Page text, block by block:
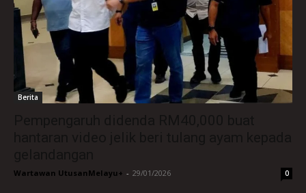
Berita
Wartawan UtusanMelayu+ - 29/01/2026 0